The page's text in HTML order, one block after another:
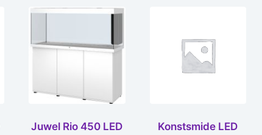
Juwel Rio 450 LED
Konstsmide LED